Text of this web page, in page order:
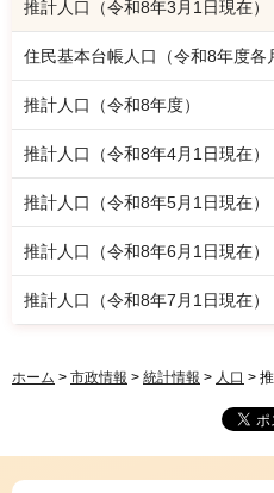
推計人口（令和8年3月1日現在）
住民基本台帳人口（令和8年度各
推計人口（令和8年度）
推計人口（令和8年4月1日現在）
推計人口（令和8年5月1日現在）
推計人口（令和8年6月1日現在）
推計人口（令和8年7月1日現在）
ホーム > 市政情報 > 統計情報 > 人口 >